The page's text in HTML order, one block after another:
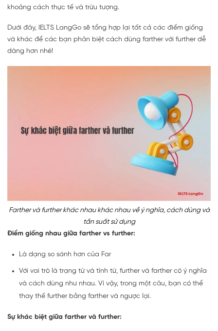
khoảng cách thực tế và trừu tượng.
Dưới đây, IELTS LangGo sẽ tổng hợp lại tất cả các điểm giống
và khác để các bạn phân biệt cách dùng farther với further dễ
dàng hơn nhé!
Farther và further khác nhau khác nhau về ý nghĩa, cách dùng và
tần suất sử dụng
Điểm giống nhau giữa farther vs further:
Là dạng so sánh hơn của Far
Với vai trò là trạng từ và tính từ, further và farther có ý nghĩa
và cách dùng như nhau. Vì vậy, trong một câu, bạn có thể
thay thế further bằng farther và ngược lại.
Sự khác biệt giữa farther và further: